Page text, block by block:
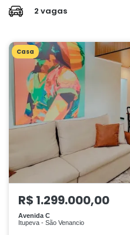
2 vagas
Casa
R$ 1.299.000,00
Avenida C
Itupeva - São Venancio